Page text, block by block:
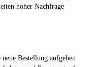
hoher Nachfrage
Bestellung aufgeben